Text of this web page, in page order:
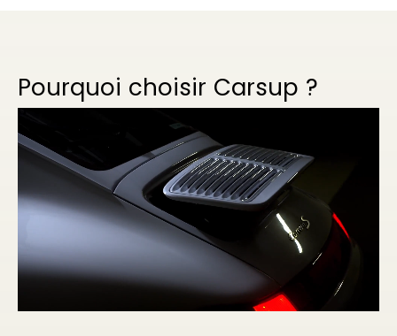
Pourquoi choisir Carsup ?